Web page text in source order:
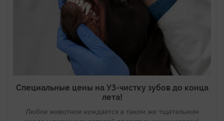
Специальные цены на УЗ-чистку зубов до конца
лета!
Любое животное нуждается в таком же тщательном